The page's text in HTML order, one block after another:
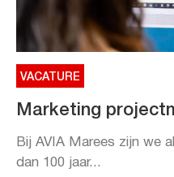
VACATURE
Marketing
Bij AVIA Marees zijn we
dan 100 jaar...